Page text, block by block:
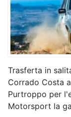
Trasferta in
Corrado Costa
Purtroppo per
Motorsport la